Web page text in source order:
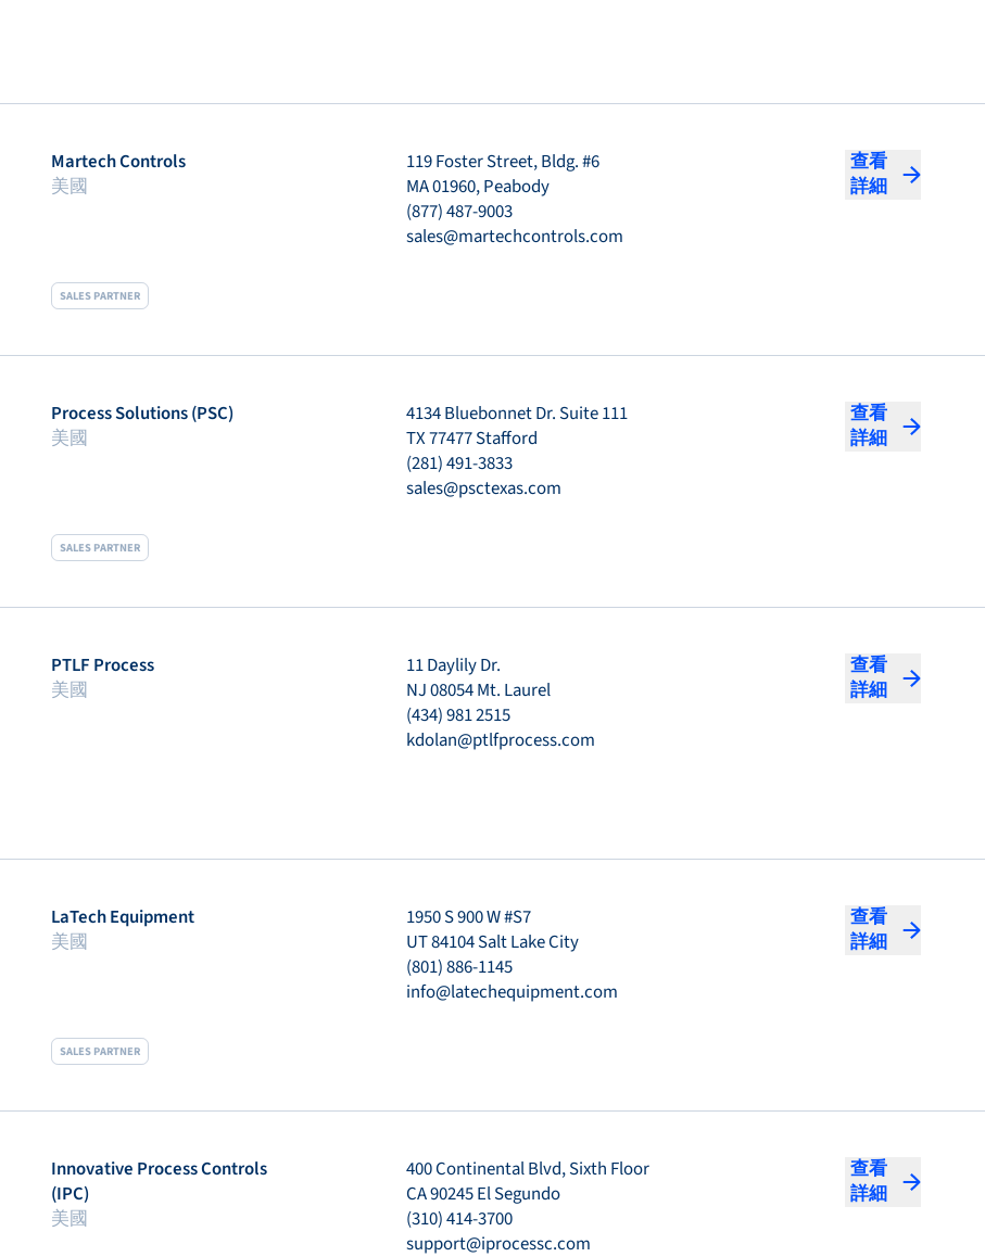
SALES PARTNER
Martech Controls
美國
119 Foster Street, Bldg. #6
MA 01960, Peabody
(877) 487-9003
sales@martechcontrols.com
查看
詳細
SALES PARTNER
Process Solutions (PSC)
美國
4134 Bluebonnet Dr. Suite 111
TX 77477 Stafford
(281) 491-3833
sales@psctexas.com
查看
詳細
PTLF Process
美國
11 Daylily Dr.
NJ 08054 Mt. Laurel
(434) 981 2515
kdolan@ptlfprocess.com
查看
詳細
SALES PARTNER
LaTech Equipment
美國
1950 S 900 W #S7
UT 84104 Salt Lake City
(801) 886-1145
info@latechequipment.com
查看
詳細
Innovative Process Controls
(IPC)
美國
400 Continental Blvd, Sixth Floor
CA 90245 El Segundo
(310) 414-3700
support@iprocessc.com
查看
詳細